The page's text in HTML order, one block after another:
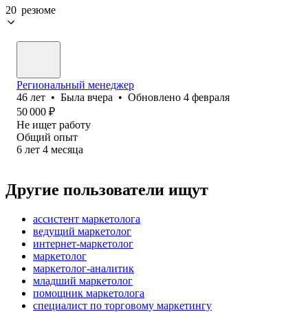
20 резюме
Региональный менеджер
46 лет • Была вчера • Обновлено 4 февраля
50 000 ₽
Не ищет работу
Общий опыт
6 лет 4 месяца
Другие пользователи ищут
ассистент маркетолога
ведущий маркетолог
интернет-маркетолог
маркетолог
маркетолог-аналитик
младший маркетолог
помощник маркетолога
специалист по торговому маркетингу